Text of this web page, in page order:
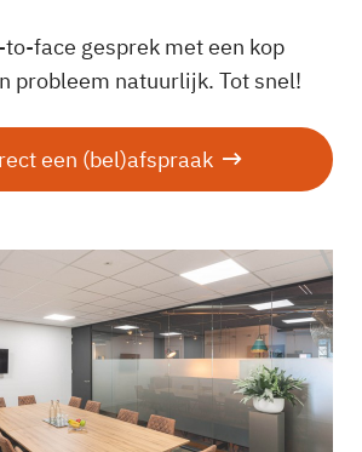
face gesprek met een kop
probleem natuurlijk. Tot snel!
een (bel)afspraak